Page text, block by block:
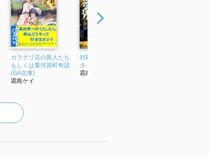
カラクリ荘の異人たち
もしくは賽河原町奇談
(GA文庫)
霜島ケイ
封殺鬼 鵺子ドリ鳴イ
タ (1) (ルルル文庫)
霜島ケイ